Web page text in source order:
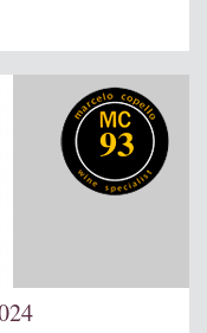
93